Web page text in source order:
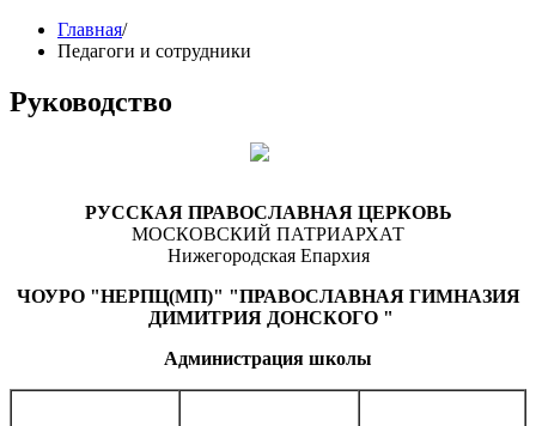
Главная/
Педагоги и сотрудники
Руководство
РУССКАЯ ПРАВОСЛАВНАЯ ЦЕРКОВЬ
МОСКОВСКИЙ ПАТРИАРХАТ
Нижегородская Епархия
ЧОУРО "НЕРПЦ(МП)" "ПРАВОСЛАВНАЯ ГИМНАЗИЯ
ДИМИТРИЯ ДОНСКОГО "
Администрация школы